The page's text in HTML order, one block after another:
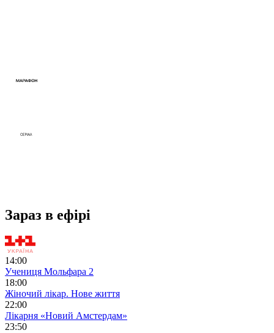
Зараз в ефірі
14:00
Учениця Мольфара 2
18:00
Жіночий лікар. Нове життя
22:00
Лікарня «Новий Амстердам»
23:50